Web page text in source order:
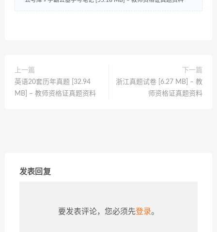
上一篇
英语20套历年真题 [32.94
MB] – 教师资格证真题资料
下一篇
浙江真题试卷 [6.27 MB] – 教
师资格证真题资料
发表回复
要发表评论，您必须先登录。